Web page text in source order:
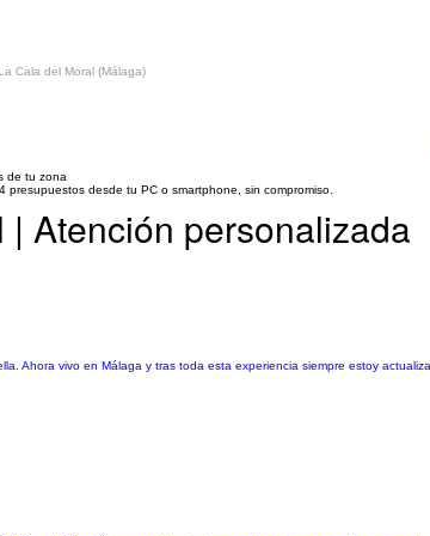
Cala del Moral (Málaga)
de tu zona
presupuestos desde tu PC o smartphone, sin compromiso.
Atención personalizada
Ahora vivo en Málaga y tras toda esta experiencia siempre estoy